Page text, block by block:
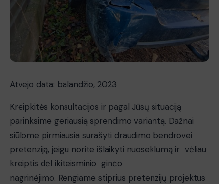
Atvejo data: balandžio, 2023
Kreipkitės konsultacijos ir pagal Jūsų situaciją
parinksime geriausią sprendimo variantą. Dažnai
siūlome pirmiausia surašyti draudimo bendrovei
pretenziją, jeigu norite išlaikyti nuoseklumą ir vėliau
kreiptis dėl ikiteisminio ginčo
nagrinėjimo. Rengiame stiprius pretenzijų projektus